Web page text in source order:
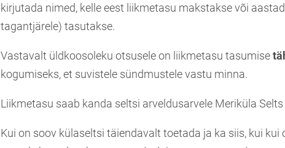
kirjutada nimed, kelle eest liikmetasu makstakse või
tagantjärele) tasutakse.
Vastavalt üldkoosoleku otsusele on liikmetasu tasumise
kogumiseks, et suvistele sündmustele vastu minna.
Liikmetasu saab kanda seltsi arveldusarvele Meriküla Selts
Kui on soov külaseltsi täiendavalt toetada ja ka siis, kui kui